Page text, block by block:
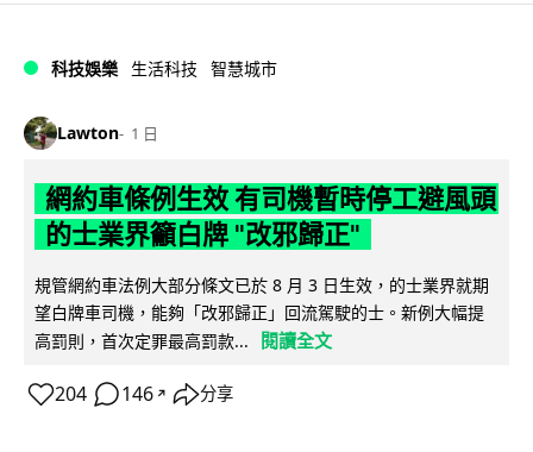
科技娛樂 生活科技 智慧城市
Lawton 1 日
網約車條例生效 有司機暫時停工避風頭
的士業界籲白牌 "改邪歸正"
規管網約車法例大部分條文已於 8 月 3 日生效，的士業界就期
望白牌車司機，能夠「改邪歸正」回流駕駛的士。新例大幅提
高罰則，首次定罪最高罰款...
閱讀全文
204 146 ↗ 分享